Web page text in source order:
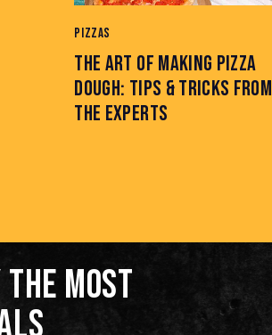
PIZZAS
THE ART OF MAKING PIZZA
DOUGH: TIPS & TRICKS FROM
THE EXPERTS
THE MOST